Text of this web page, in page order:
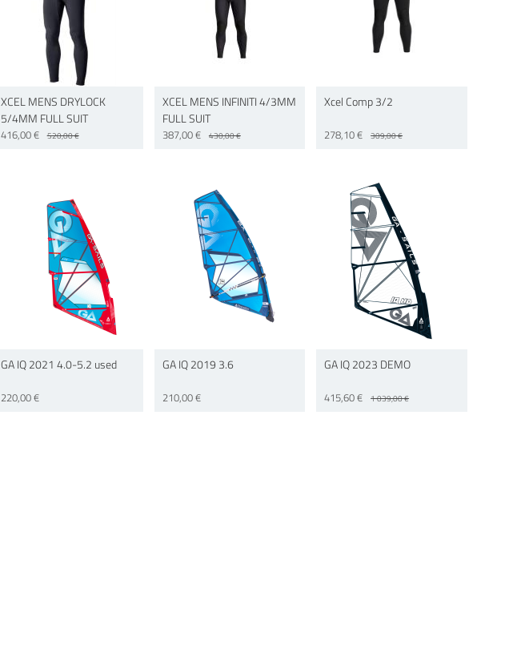
XCEL MENS DRYLOCK
5/4MM FULL SUIT
416,00 € 520,00 €
XCEL MENS INFINITI 4/3MM
FULL SUIT
387,00 € 430,00 €
Xcel Comp 3/2
278,10 € 309,00 €
GA IQ 2021 4.0-5.2 used
220,00 €
GA IQ 2019 3.6
210,00 €
GA IQ 2023 DEMO
415,60 € 1 039,00 €